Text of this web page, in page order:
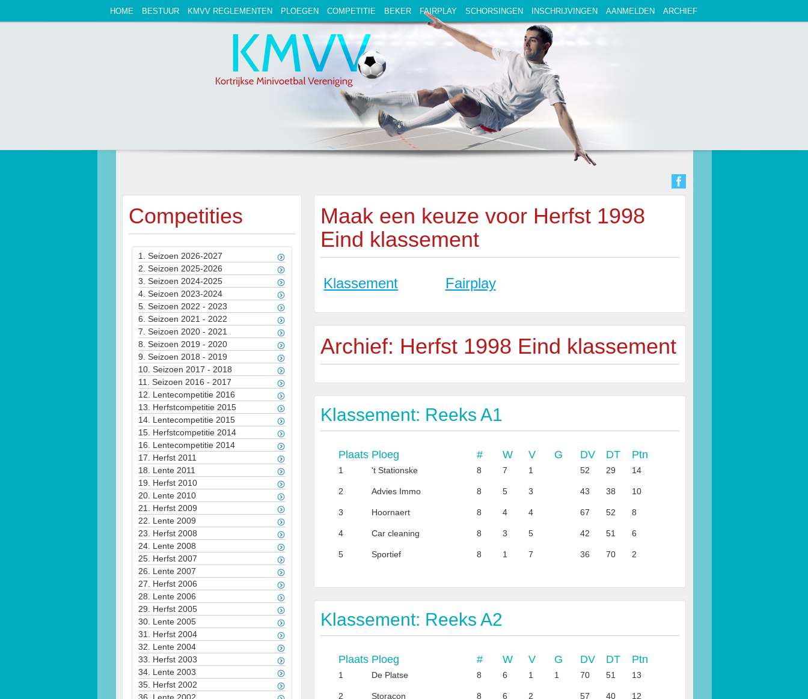
HOME BESTUUR KMVV REGLEMENTEN PLOEGEN COMPETITIE BEKER FAIRPLAY SCHORSINGEN INSCHRIJVINGEN AANMELDEN ARCHIEF
Competities
1. Seizoen 2026-2027
2. Seizoen 2025-2026
3. Seizoen 2024-2025
4. Seizoen 2023-2024
5. Seizoen 2022 - 2023
6. Seizoen 2021 - 2022
7. Seizoen 2020 - 2021
8. Seizoen 2019 - 2020
9. Seizoen 2018 - 2019
10. Seizoen 2017 - 2018
11. Seizoen 2016 - 2017
12. Lentecompetitie 2016
13. Herfstcompetitie 2015
14. Lentecompetitie 2015
15. Herfstcompetitie 2014
16. Lentecompetitie 2014
17. Herfst 2011
18. Lente 2011
19. Herfst 2010
20. Lente 2010
21. Herfst 2009
22. Lente 2009
23. Herfst 2008
24. Lente 2008
25. Herfst 2007
26. Lente 2007
27. Herfst 2006
28. Lente 2006
29. Herfst 2005
30. Lente 2005
31. Herfst 2004
32. Lente 2004
33. Herfst 2003
34. Lente 2003
35. Herfst 2002
Maak een keuze voor Herfst 1998
Eind klassement
Klassement Fairplay
Archief: Herfst 1998 Eind klassement
Klassement: Reeks A1
Plaats Ploeg # W V G DV DT Ptn
1 't Stationske 8 7 1 52 29 14
2 Advies Immo 8 5 3 43 38 10
3 Hoornaert 8 4 4 67 52 8
4 Car cleaning 8 3 5 42 51 6
5 Sportief 8 1 7 36 70 2
Klassement: Reeks A2
Plaats Ploeg # W V G DV DT Ptn
1 De Platse 8 6 1 1 70 51 13
2 Storacon 8 6 2 57 40 12